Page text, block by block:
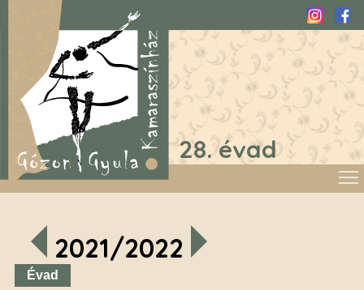
28. évad
2021/2022
Évad